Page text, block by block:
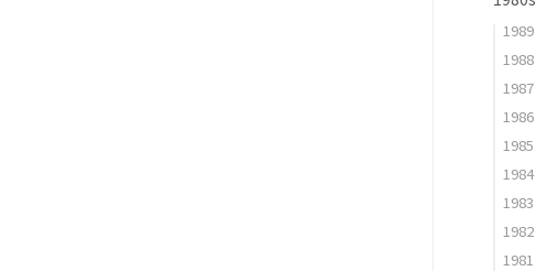
1989
1988
1987
1986
1985
1984
1983
1982
1981